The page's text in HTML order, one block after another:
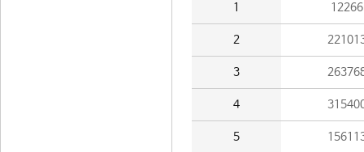
1 12266
2
3
4
5